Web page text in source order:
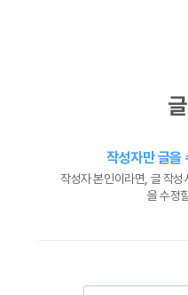
작성자만 글을
작성자 본인이라면, 글 작
을 수정